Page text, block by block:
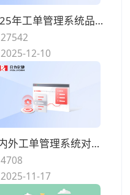
2025年工单管理系统品牌推荐：高效可靠的服务保障和智能流转
27542
2025-12-10
国内外工单管理系统对比：2025年支持统一服务入口与自助报修的品牌盘点
4708
2025-11-17